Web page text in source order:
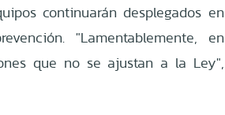
continuarán desplegados en
"Lamentablemente, en
que no se ajustan a la Ley",